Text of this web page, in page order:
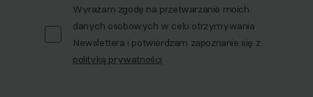
Wyrażam zgodę na przetwarzanie moich
danych osobowych w celu otrzymywania
Newslettera i potwierdzam zapoznanie się z
polityką prywatności.